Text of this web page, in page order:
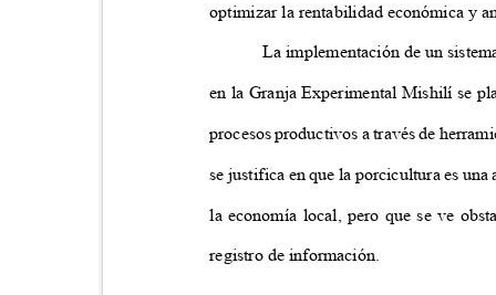
optimizar la rentabilidad económica y
La implementación de un
en la Granja Experimental Mishilí se
procesos productivos a través de
se justifica en que la porcicultura es
la economía local, pero que se ve
registro de información.